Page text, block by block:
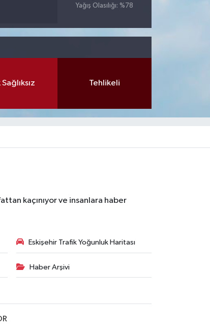
Yağış Olasılığı: %78
Tehlikeli
kaçınıyor ve insanlara haber
Eskişehir Trafik Yoğunluk Haritası
Haber Arşivi